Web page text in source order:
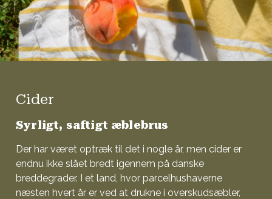
Cider
Syrligt, saftigt æblebrus
Der har været optræk til det i nogle år, men cider er
endnu ikke slået bredt igennem på danske
breddegrader. I et land, hvor parcelhushaverne
næsten hvert år er ved at drukne i overskudsæbler,